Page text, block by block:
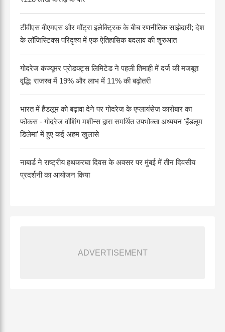
टीवीएस वीएमएस और मोंट्रा इलेक्ट्रिक के बीच रणनीतिक साझेदारी; देश
के लॉजिस्टिक्स परिदृश्य में एक ऐतिहासिक बदलाव की शुरुआत
गोदरेज कंज्यूमर प्रोडक्ट्स लिमिटेड ने पहली तिमाही में दर्ज की मजबूत
वृद्धि; राजस्व में 19% और लाभ में 11% की बढ़ोतरी
भारत में हैंडलूम को बढ़ावा देने पर गोदरेज के एप्लायंसेज़ कारोबार का
फोकस - गोदरेज वॉशिंग मशीन्स द्वारा समर्थित उपभोक्ता अध्ययन 'हैंडलूम
डिलेमा' में हुए कई अहम खुलासे
नाबार्ड ने राष्ट्रीय हथकरघा दिवस के अवसर पर मुंबई में तीन दिवसीय
प्रदर्शनी का आयोजन किया
ADVERTISEMENT